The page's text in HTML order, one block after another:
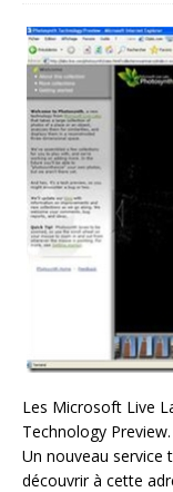
Les Microsoft Live
Technology Preview.
Un nouveau service
découvrir à cette